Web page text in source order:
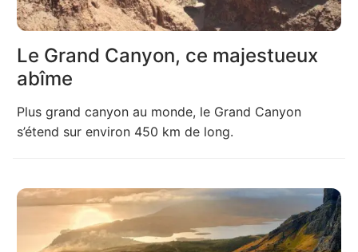
Le Grand Canyon, ce majestueux
abîme
Plus grand canyon au monde, le Grand Canyon
s’étend sur environ 450 km de long.